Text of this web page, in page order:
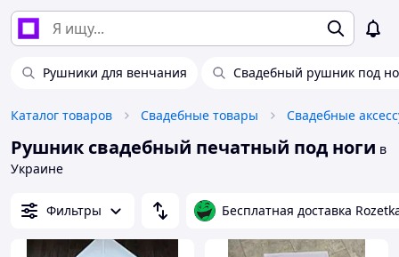
Рушники для венчания Свадебный рушник под
Каталог товаров Свадебные товары Свадебные
Рушник свадебный печатный под ноги в
Украине
Фильтры Бесплатная доставка